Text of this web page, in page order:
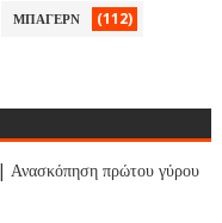
ΜΠΑΓΕΡΝ (112)
πρώτου γύρου